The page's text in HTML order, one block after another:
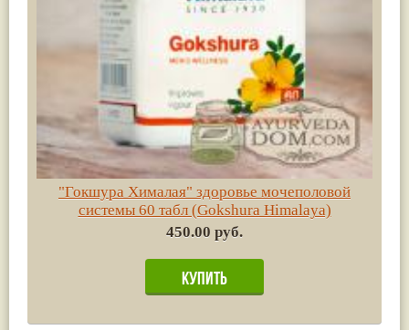
"Гокшура Хималая" здоровье мочеполовой
системы 60 табл (Gokshura Himalaya)
450.00 руб.